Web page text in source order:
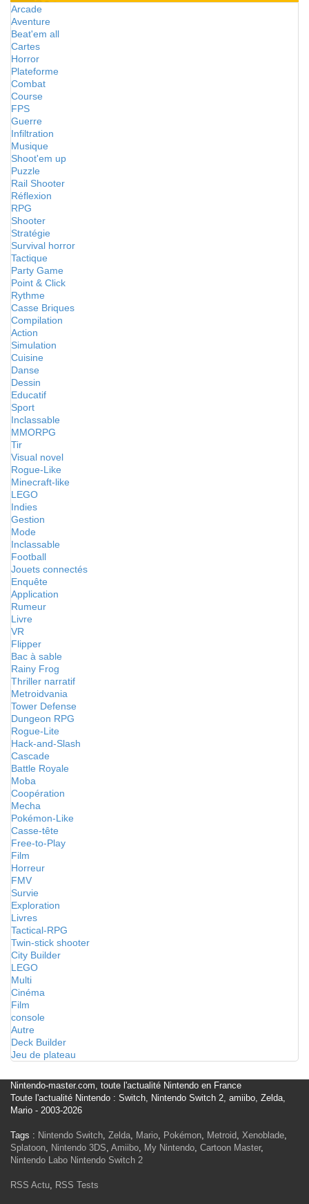
Arcade
Aventure
Beat'em all
Cartes
Horror
Plateforme
Combat
Course
FPS
Guerre
Infiltration
Musique
Shoot'em up
Puzzle
Rail Shooter
Réflexion
RPG
Shooter
Stratégie
Survival horror
Tactique
Party Game
Point & Click
Rythme
Casse Briques
Compilation
Action
Simulation
Cuisine
Danse
Dessin
Educatif
Sport
Inclassable
MMORPG
Tir
Visual novel
Rogue-Like
Minecraft-like
LEGO
Indies
Gestion
Mode
Inclassable
Football
Jouets connectés
Enquête
Application
Rumeur
Livre
VR
Flipper
Bac à sable
Rainy Frog
Thriller narratif
Metroidvania
Tower Defense
Dungeon RPG
Rogue-Lite
Hack-and-Slash
Cascade
Battle Royale
Moba
Coopération
Mecha
Pokémon-Like
Casse-tête
Free-to-Play
Film
Horreur
FMV
Survie
Exploration
Livres
Tactical-RPG
Twin-stick shooter
City Builder
LEGO
Multi
Cinéma
Film
console
Autre
Deck Builder
Jeu de plateau
Nintendo-master.com, toute l'actualité Nintendo en France
Toute l'actualité Nintendo : Switch, Nintendo Switch 2, amiibo, Zelda,
Mario - 2003-2026
Tags : Nintendo Switch, Zelda, Mario, Pokémon, Metroid, Xenoblade,
Splatoon, Nintendo 3DS, Amiibo, My Nintendo, Cartoon Master,
Nintendo Labo Nintendo Switch 2
RSS Actu, RSS Tests